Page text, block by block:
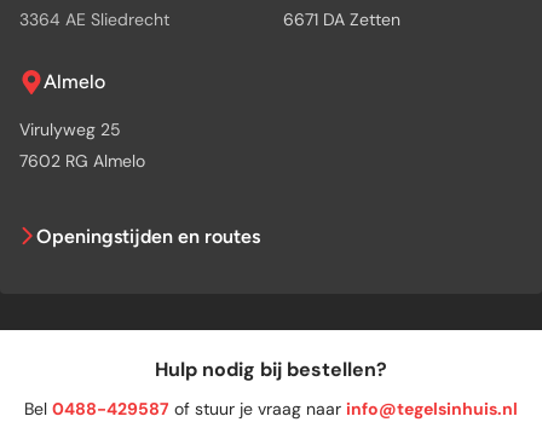
3364 AE Sliedrecht
6671 DA Zetten
Almelo
Virulyweg 25
7602 RG Almelo
Openingstijden en routes
Hulp nodig bij bestellen?
Bel 0488-429587 of stuur je vraag naar info@tegelsinhuis.nl